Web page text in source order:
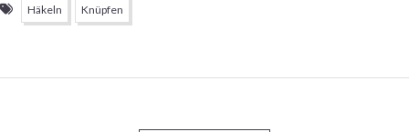
Häkeln Knüpfen